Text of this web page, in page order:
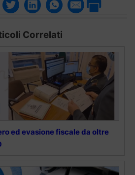
Correlati
ed evasione fiscale da oltre